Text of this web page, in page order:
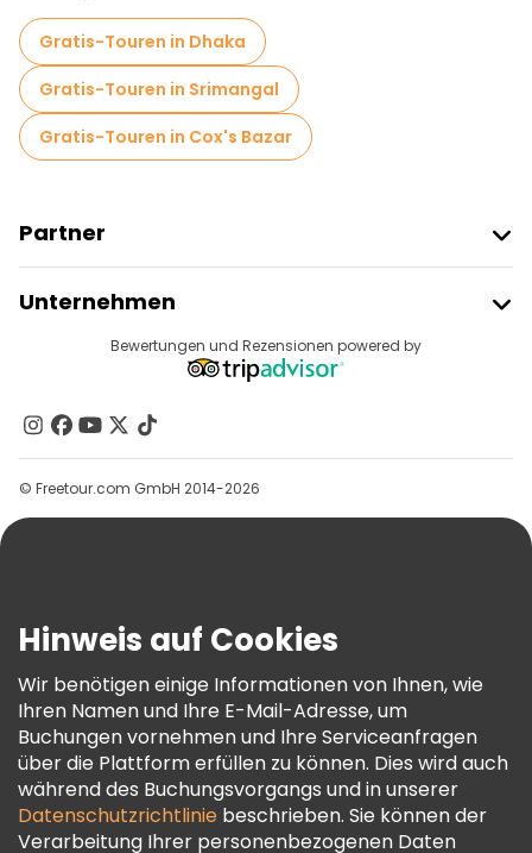
Gratis-Touren in Dhaka
Gratis-Touren in Srimangal
Gratis-Touren in Cox's Bazar
Partner
Anbieter-Anmeldung
Affiliate-Programm
Unternehmen
Reiseziele
Kontakt
Gruppen
Hilfe
AGB Und Rechtliches
Cookie-Richtlinie
Freetour Auszeichnungen
Treueprogramm
Bewertungen und Rezensionen powered by
© Freetour.com GmbH 2014-2026
Hinweis auf Cookies
Wir benötigen einige Informationen von Ihnen, wie
Ihren Namen und Ihre E-Mail-Adresse, um
Buchungen vornehmen und Ihre Serviceanfragen
über die Plattform erfüllen zu können. Dies wird auch
während des Buchungsvorgangs und in unserer
Datenschutzrichtlinie beschrieben. Sie können der
Verarbeitung Ihrer personenbezogenen Daten